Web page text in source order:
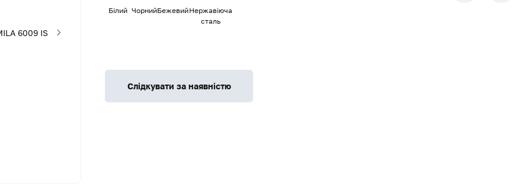
Білий ЧорнийБежевийНержавіюча
сталь
Слідкувати за наявністю